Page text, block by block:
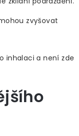
zvyšovat
inhalaci a není zde